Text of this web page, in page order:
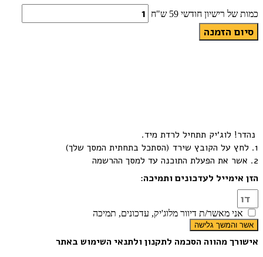
כמות של רישיון חודשי 59 ש"ח
סיום הזמנה
נהדר! לוג׳יק תתחיל לרדת מיד.
1. לחץ על הקובץ שירד (הסתכל בתחתית המסך שלך)
2. אשר את הפעלת התוכנה עד למסך ההרשמה
הזן אימייל לעדכונים ותמיכה:
אני מאשר/ת דיוור מלוג'יק, עדכונים, תמיכה
אשר והמשך גלישה
אישורך מהווה הסכמה לתקנון ולתנאי השימוש באתר